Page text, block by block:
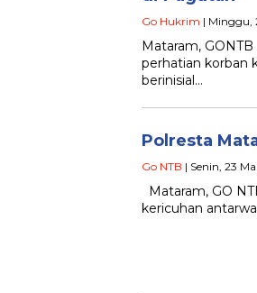
Go Hukrim | Minggu,
Mataram,
perhatian korban
berinisial…
Polresta
Go NTB | Senin, 23
Mataram, GO
kericuhan